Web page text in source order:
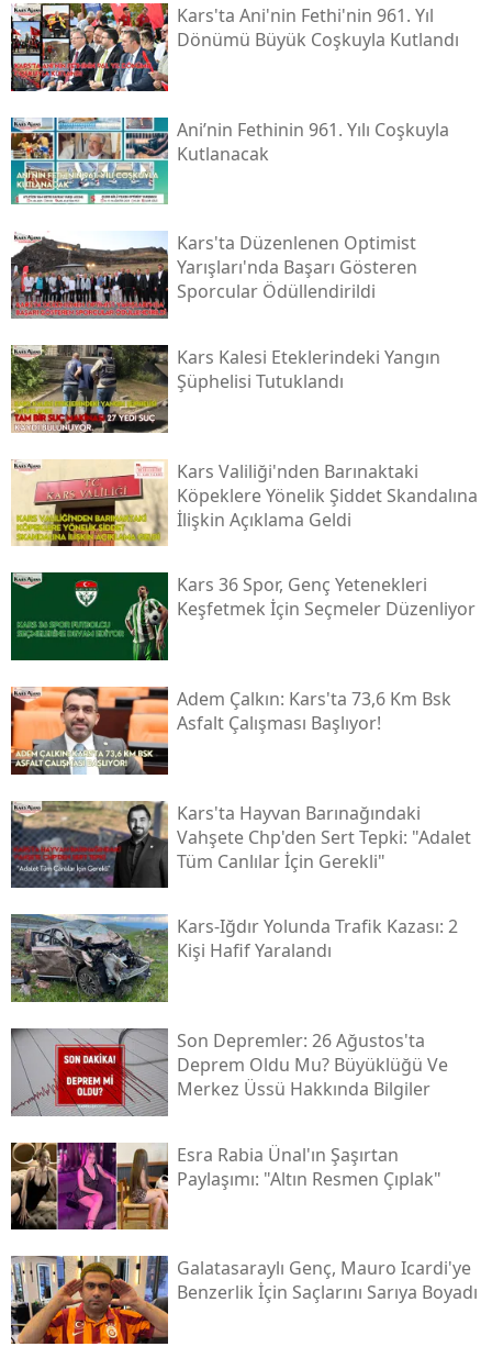
Malatya
Kahramanmaraş
Muş
Nevşehir
Niğde
Sakarya
Samsun
Siirt
Sinop
Tekirdağ
Tunceli
Uşak
Zonguldak
Bayburt
Batman
Kars'ta Ani'nin Fethi'nin 961. Yıl
Dönümü Büyük Coşkuyla Kutlandı
Ani’nin Fethinin 961. Yılı Coşkuyla
Kutlanacak
Kars'ta Düzenlenen Optimist
Yarışları'nda Başarı Gösteren
Sporcular Ödüllendirildi
Kars Kalesi Eteklerindeki Yangın
Şüphelisi Tutuklandı
Kars Valiliği'nden Barınaktaki
Köpeklere Yönelik Şiddet Skandalına
İlişkin Açıklama Geldi
Kars 36 Spor, Genç Yetenekleri
Keşfetmek İçin Seçmeler Düzenliyor
Adem Çalkın: Kars'ta 73,6 Km Bsk
Asfalt Çalışması Başlıyor!
Kars'ta Hayvan Barınağındaki
Vahşete Chp'den Sert Tepki: "adalet
Tüm Canlılar İçin Gerekli"
Kars-Iğdır Yolunda Trafik Kazası: 2
Kişi Hafif Yaralandı
Son Depremler: 26 Ağustos'ta
Deprem Oldu Mu? Büyüklüğü Ve
Merkez Üssü Hakkında Bilgiler
Esra Rabia Ünal'ın Şaşırtan
Paylaşımı: "altın Resmen Çıplak"
Galatasaraylı Genç, Mauro Icardi'ye
Benzerlik İçin Saçlarını Sarıya Boyadı